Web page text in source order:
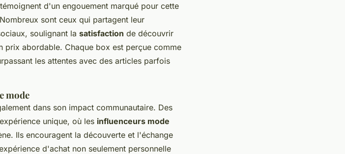
témoignent d'un engouement marqué pour cette
sont ceux qui partagent leur
soulignant la satisfaction de découvrir
prix abordable. Chaque box est perçue comme
les attentes avec des articles parfois
mode
dans son impact communautaire. Des
unique, où les influenceurs mode
Ils encouragent la découverte et l'échange
d'achat non seulement personnelle